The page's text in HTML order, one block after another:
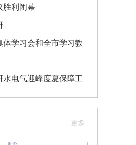
胜利闭幕
学习会和全市学习教
开
水电气迎峰度夏保障工